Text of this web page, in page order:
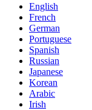
English
French
German
Portuguese
Spanish
Russian
Japanese
Korean
Arabic
Irish